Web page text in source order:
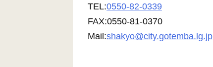
TEL:0550-82-0339
FAX:0550-81-0370
Mail:shakyo@city.gotemba.lg.jp